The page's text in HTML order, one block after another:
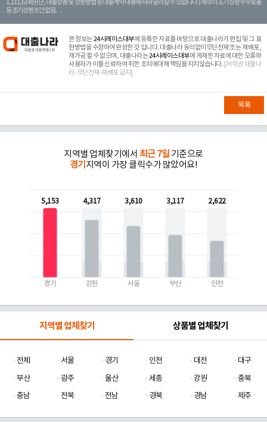
1,111,614원 (단, 대출상품 및 상환방법 등 대출계약 내용에 따라 달라질 수 있습니다.) 채무의 조기 상환수수료율
등 조기상환조건 없음.
본 정보는24시레이스대부에 등록한 자료를 바탕으로 대출나라가 편집 및 그 표
현방법을 수정하여 완성한 것 입니다. 대출나라 동의없이무단전재 또는 재배포,
재가공 할 수 없으며, 대출나라는24시레이스대부에 게재한 자료에 대한 오류와
사용자가 이를 신뢰하여 취한 조치에대해 책임을 지지않습니다. [저작권 대출나
라. 무단전재-재배포 금지]
목록
지역별 업체찾기에서 최근 7일 기준으로
경기 지역이 가장 클릭수가 많았어요!
5,153
경기
4,317
강원
3,610
서울
3,117
부산
2,622
인천
지역별 업체찾기 상품별 업체찾기
전체 서울 경기 인천 대전
대구
부산
광주 울산 세종 강원
충북
충남
전북 전남 경북 경남 제주